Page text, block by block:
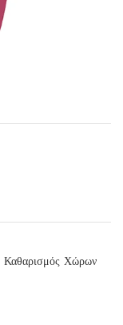
Καθαρισμός Χώρων